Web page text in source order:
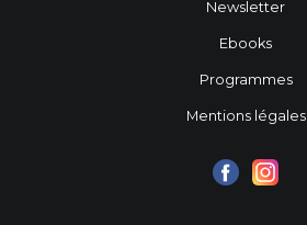
Newsletter
Ebooks
Programmes
Mentions légales